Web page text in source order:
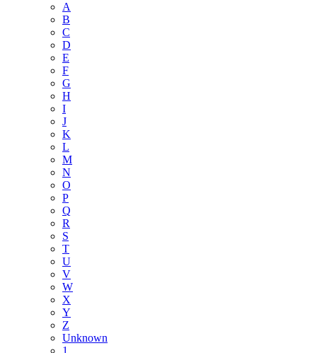
A
B
C
D
E
F
G
H
I
J
K
L
M
N
O
P
Q
R
S
T
U
V
W
X
Y
Z
Unknown